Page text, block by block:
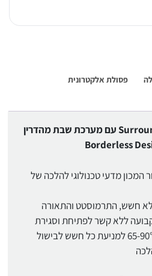
פסולת אלקטרונית
תנור רב-תכליתי ®SurroundCook עם מערכת שבת מהדרין
מדעי טכנולוגי להלכה של
חשש, התרמוסטט והתאורה
ללא קשר לפתיחת וסגירת